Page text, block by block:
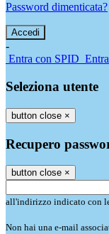
Password dimenticata?
-
Entra con SPID
Seleziona utente
button close ×
Recupero
button close ×
all'indirizzo indicato con
Non hai una e-mail